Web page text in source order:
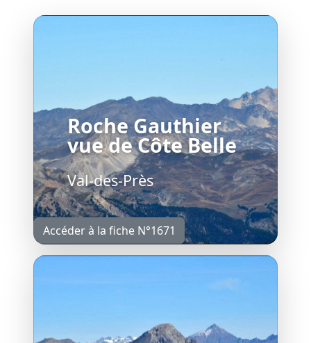
Roche Gauthier
vue de Côte Belle
Val-des-Près
Accéder à la fiche N°1671